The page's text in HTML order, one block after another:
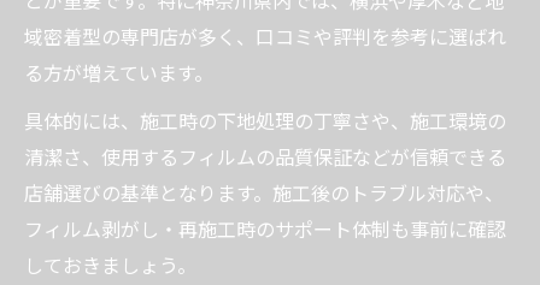
リアや後部座席のカーフィルム自由度を活
かす方法
カーフィルム施工で視界と快適性を両立す
るコツ
車種ごとのカーフィルム選びで後悔しない
ために
カーフィルム貼り替え時に見落としがちな
域密着型の専門店が多く、口コミや評判を参考に選ばれ
る方が増えています。
具体的には、施工時の下地処理の丁寧さや、施工環境の
清潔さ、使用するフィルムの品質保証などが信頼できる
店舗選びの基準となります。施工後のトラブル対応や、
フィルム剥がし・再施工時のサポート体制も事前に確認
しておきましょう。